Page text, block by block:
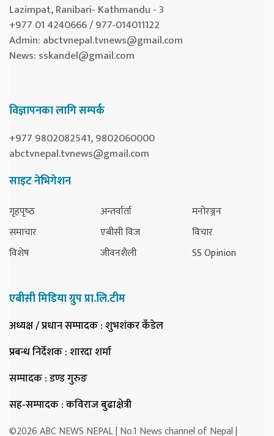
Lazimpat, Ranibari- Kathmandu - 3
+977 01 4240666 / 977-014011122
Admin: abctvnepal.tvnews@gmail.com
News: sskandel@gmail.com
विज्ञापनका लागि सम्पर्क
+977 9802082541, 9802060000
abctvnepal.tvnews@gmail.com
साइट नेभिगेशन
गृहपृष्‍ठ
समाचार
विशेष
अन्तर्वार्ता
एबीसी विज
जीवनशैली
मनोरञ्जन
विचार
SS Opinion
एबीसी मिडिया ग्रुप प्रा.लि.टीम
अध्यक्ष / प्रधान सम्पादक: शुभशंकर कँडेल
प्रबन्ध निर्देशक: शारदा शर्मा
सम्पादक: डण्ड गुरुङ
सह-सम्पादक: कविराज बुढाक्षेत्री
©2026 ABC NEWS NEPAL | No.1 News channel of Nepal |